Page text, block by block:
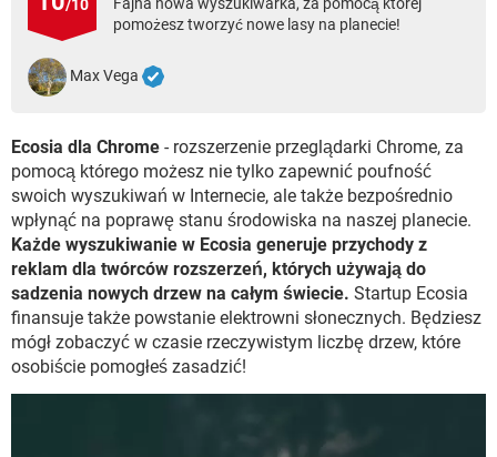
WINDOWS 10
/10
pomożesz tworzyć nowe lasy na planecie!
Max Vega
Ecosia dla Chrome - rozszerzenie przeglądarki Chrome, za
pomocą którego możesz nie tylko zapewnić poufność
swoich wyszukiwań w Internecie, ale także bezpośrednio
wpłynąć na poprawę stanu środowiska na naszej planecie.
Każde wyszukiwanie w Ecosia generuje przychody z
reklam dla twórców rozszerzeń, których używają do
sadzenia nowych drzew na całym świecie. Startup Ecosia
finansuje także powstanie elektrowni słonecznych. Będziesz
mógł zobaczyć w czasie rzeczywistym liczbę drzew, które
osobiście pomogłeś zasadzić!